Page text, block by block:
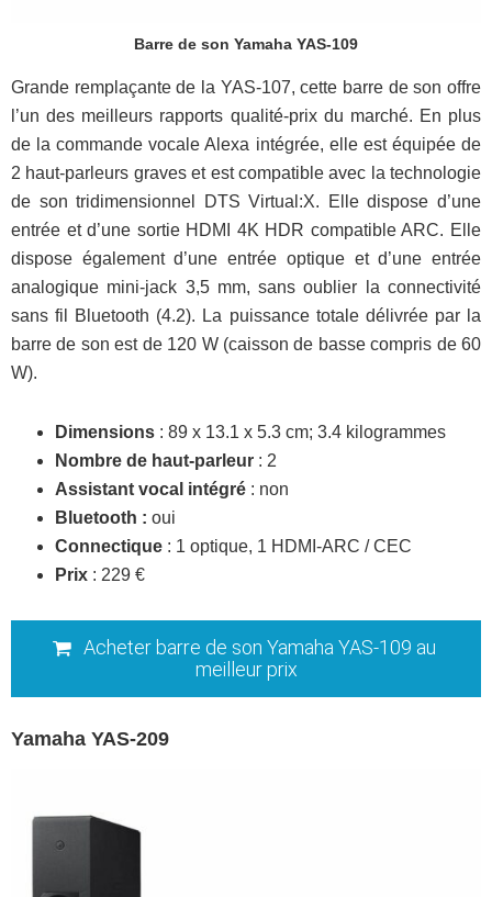
Barre de son Yamaha YAS-109
Grande remplaçante de la YAS-107, cette barre de son offre
l’un des meilleurs rapports qualité-prix du marché. En plus
de la commande vocale Alexa intégrée, elle est équipée de
2 haut-parleurs graves et est compatible avec la technologie
de son tridimensionnel DTS Virtual:X. Elle dispose d’une
entrée et d’une sortie HDMI 4K HDR compatible ARC. Elle
dispose également d’une entrée optique et d’une entrée
analogique mini-jack 3,5 mm, sans oublier la connectivité
sans fil Bluetooth (4.2). La puissance totale délivrée par la
barre de son est de 120 W (caisson de basse compris de 60
W).
Dimensions : 89 x 13.1 x 5.3 cm; 3.4 kilogrammes
Nombre de haut-parleur : 2
Assistant vocal intégré : non
Bluetooth : oui
Connectique : 1 optique, 1 HDMI-ARC / CEC
Prix : 229 €
Acheter barre de son Yamaha YAS-109 au
meilleur prix
Yamaha YAS-209